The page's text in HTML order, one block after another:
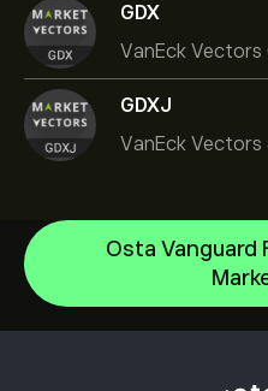
GDX
VanEck Vectors
GDXJ
Osta Vanguard
Invesco S&P 500 Equal
iShares $ Treasury Bond